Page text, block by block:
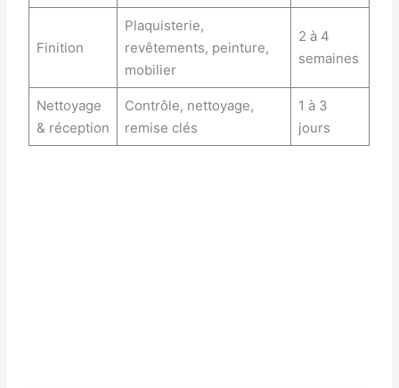
Finition
Plaquisterie,
revêtements, peinture,
mobilier
2 à 4
semaines
Nettoyage
& réception
Contrôle, nettoyage,
remise clés
1 à 3
jours